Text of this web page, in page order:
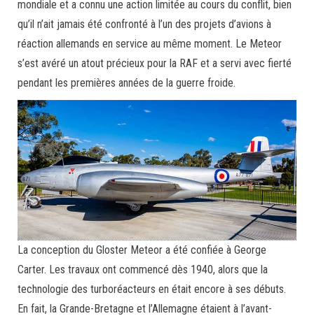
mondiale et a connu une action limitée au cours du conflit, bien
qu’il n’ait jamais été confronté à l’un des projets d’avions à
réaction allemands en service au même moment. Le Meteor
s’est avéré un atout précieux pour la RAF et a servi avec fierté
pendant les premières années de la guerre froide.
La conception du Gloster Meteor a été confiée à George
Carter. Les travaux ont commencé dès 1940, alors que la
technologie des turboréacteurs en était encore à ses débuts.
En fait, la Grande-Bretagne et l’Allemagne étaient à l’avant-